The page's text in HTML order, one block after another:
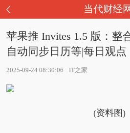
当代财经
苹果推 Invites 1.5 版：整
自动同步日历等|每日观点
2025-09-24 08:30:06 IT之家
(资料图)